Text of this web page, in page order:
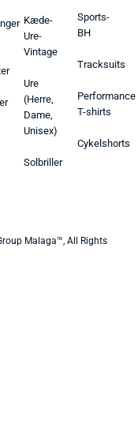
Kæde-
Ure-
Vintage
Ure
(Herre,
Dame,
Unisex)
Solbriller
Sports-
BH
Tracksuits
Performance
T-shirts
Cykelshorts
Malaga™, All Rights